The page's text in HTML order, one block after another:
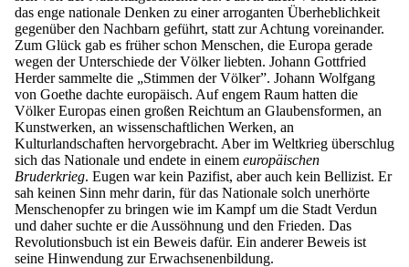
das enge nationale Denken zu einer arroganten Überheblichkeit
gegenüber den Nachbarn geführt, statt zur Achtung voreinander.
Zum Glück gab es früher schon Menschen, die Europa gerade
wegen der Unterschiede der Völker liebten. Johann Gottfried
Herder sammelte die „Stimmen der Völker”. Johann Wolfgang
von Goethe dachte europäisch. Auf engem Raum hatten die
Völker Europas einen großen Reichtum an Glaubensformen, an
Kunstwerken, an wissenschaftlichen Werken, an
Kulturlandschaften hervorgebracht. Aber im Weltkrieg überschlug
sich das Nationale und endete in einem europäischen
Bruderkrieg. Eugen war kein Pazifist, aber auch kein Bellizist. Er
sah keinen Sinn mehr darin, für das Nationale solch unerhörte
Menschenopfer zu bringen wie im Kampf um die Stadt Verdun
und daher suchte er die Aussöhnung und den Frieden. Das
Revolutionsbuch ist ein Beweis dafür. Ein anderer Beweis ist
seine Hinwendung zur Erwachsenenbildung.